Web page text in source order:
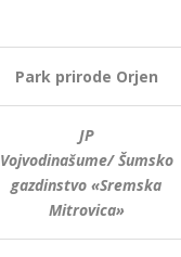
Park prirode Orjen
JP
Vojvodinašume/ Šumsko
gazdinstvo «Sremska
Mitrovica»